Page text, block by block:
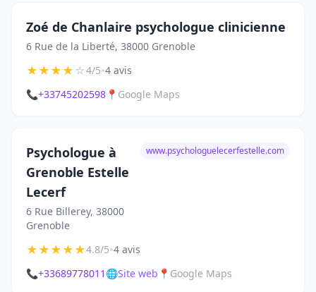
Zoé de Chanlaire psychologue clinicienne
6 Rue de la Liberté, 38000 Grenoble
★★★★☆4/5•4 avis
📞+33745202598 📍 Google Maps
Psychologue à
Grenoble Estelle
Lecerf
6 Rue Billerey, 38000
Grenoble
www.psychologuelecerfestelle.com
★★★★★4.8/5•4 avis
📞+33689778011 🌐Site web 📍 Google Maps